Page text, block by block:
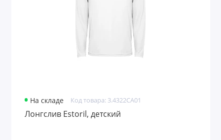
На складе Код товара: 3.4322CA01
Лонгслив Estoril, детский